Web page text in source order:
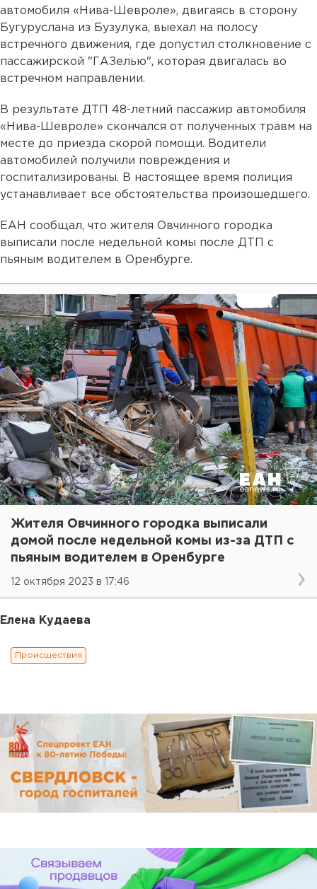
автомобиля «Нива-Шевроле», двигаясь в сторону
Бугуруслана из Бузулука, выехал на полосу
встречного движения, где допустил столкновение с
пассажирской "ГАЗелью", которая двигалась во
встречном направлении.
В результате ДТП 48-летний пассажир автомобиля
«Нива-Шевроле» скончался от полученных травм на
месте до приезда скорой помощи. Водители
автомобилей получили повреждения и
госпитализированы. В настоящее время полиция
устанавливает все обстоятельства произошедшего.
ЕАН сообщал, что жителя Овчинного городка
выписали после недельной комы после ДТП с
пьяным водителем в Оренбурге.
Жителя Овчинного городка выписали
домой после недельной комы из-за ДТП с
пьяным водителем в Оренбурге
12 октября 2023 в 17:46
Елена Кудаева
Происшествия